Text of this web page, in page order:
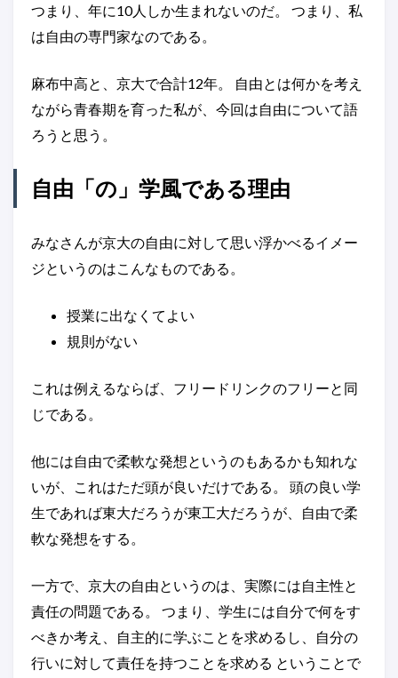
つまり、年に10人しか生まれないのだ。 つまり、私
は自由の専門家なのである。
麻布中高と、京大で合計12年。 自由とは何かを考え
ながら青春期を育った私が、今回は自由について語
ろうと思う。
自由「の」学風である理由
みなさんが京大の自由に対して思い浮かべるイメー
ジというのはこんなものである。
授業に出なくてよい
規則がない
これは例えるならば、フリードリンクのフリーと同
じである。
他には自由で柔軟な発想というのもあるかも知れな
いが、これはただ頭が良いだけである。 頭の良い学
生であれば東大だろうが東工大だろうが、自由で柔
軟な発想をする。
一方で、京大の自由というのは、実際には自主性と
責任の問題である。 つまり、学生には自分で何をす
べきか考え、自主的に学ぶことを求めるし、自分の
行いに対して責任を持つことを求める ということで